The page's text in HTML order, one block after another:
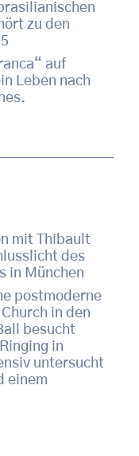
zu den
auf
Leben nach
mit Thibault
des
in München
postmoderne
in den
besucht
in
untersucht
einem